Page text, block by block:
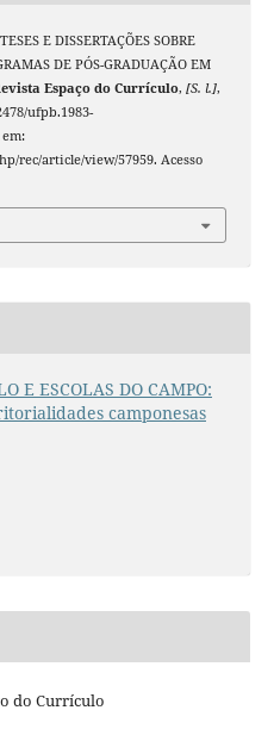
E DISSERTAÇÕES SOBRE
DE PÓS-GRADUAÇÃO EM
Espaço do Currículo, [S. l.],
ufpb.1983-
rec/article/view/57959. Acesso
E ESCOLAS DO CAMPO:
camponesas
do Currículo